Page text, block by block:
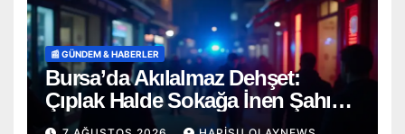
📰 GÜNDEM & HABERLER
Bursa’da Akılalmaz Dehşet:
Çıplak Halde Sokağa İnen Şahıs
Terör Estirdi!